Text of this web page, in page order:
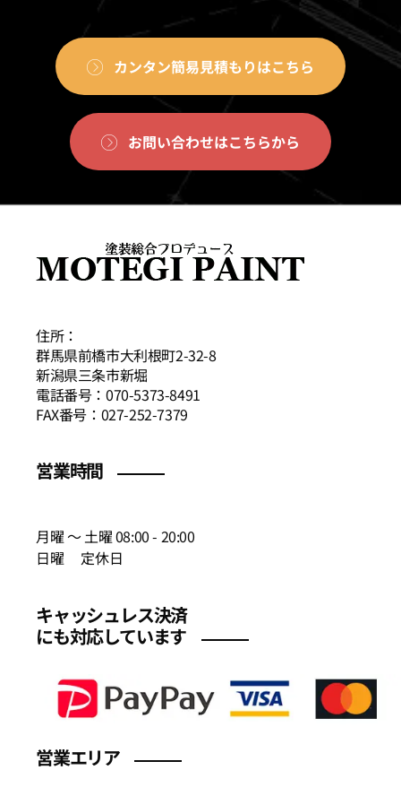
カンタン簡易見積もりはこちら
お問い合わせはこちらから
住所：
群馬県前橋市大利根町2-32-8
新潟県三条市新堀
電話番号：070-5373-8491
FAX番号：027-252-7379
営業時間
月曜 〜 土曜 08:00 - 20:00
日曜 定休日
キャッシュレス決済
にも対応しています
営業エリア